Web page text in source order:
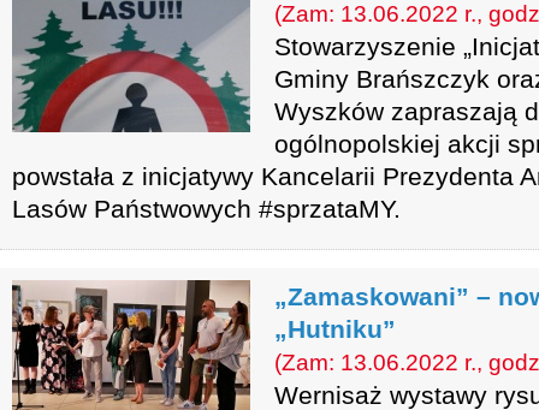
(Zam: 13.06.2022 r.,
Stowarzyszenie
Gminy Brańszczyk
Wyszków zapraszają
ogólnopolskiej akcji
powstała z inicjatywy Kancelarii Prezydenta
Lasów Państwowych #sprzataMY.
„Zamaskowani” –
„Hutniku”
(Zam: 13.06.2022 r.,
Wernisaż wystawy